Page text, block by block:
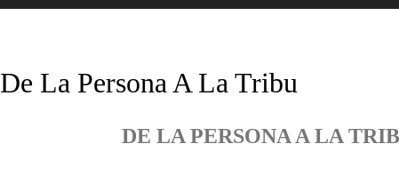
De La Persona A La Tribu
DE LA PERSONA A LA